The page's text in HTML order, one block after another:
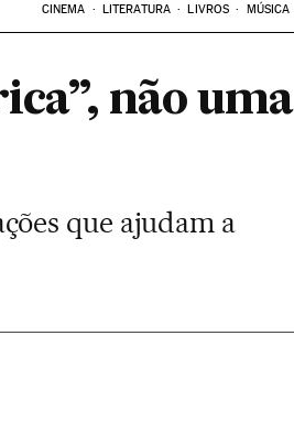
CINEMA LITERATURA LIVROS MÚSICA
não uma
que ajudam a